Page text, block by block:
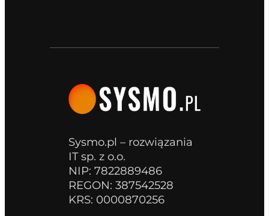
Sysmo.pl – rozwiązania
IT sp. z o.o.
NIP: 7822889486
REGON: 387542528
KRS: 0000870256